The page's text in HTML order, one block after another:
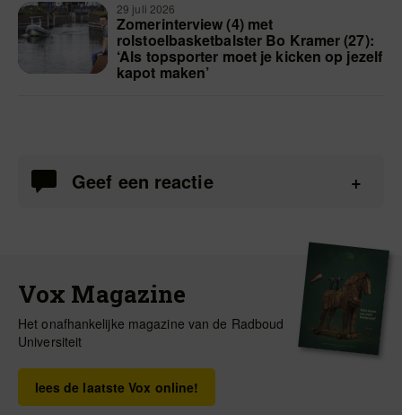
29 juli 2026
Zomerinterview (4) met
rolstoelbasketbalster Bo Kramer (27):
‘Als topsporter moet je kicken op jezelf
kapot maken’
Geef een reactie
Vox Magazine
Het onafhankelijke magazine van de Radboud
Universiteit
lees de laatste Vox online!